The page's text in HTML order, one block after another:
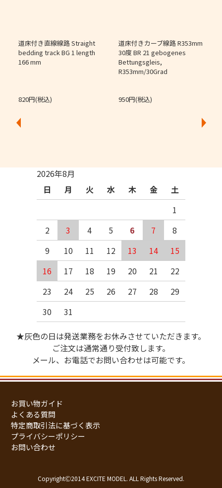
道床付き直線線路 Straight
bedding track BG 1 length
166 mm
820円(税込)
道床付きカーブ線路 R353mm
30度 BR 21 gebogenes
Bettungsgleis,
R353mm/30Grad
950円(税込)
2026年8月
日
月 火 水 木 金
土
1
2
3 4 5 6 7
8
9
10 11 12 13 14
15
16
17 18 19 20 21
22
23
24 25 26 27 28
29
30
31
★灰色の日は発送業務をお休みさせていただきます。
ご注文は通常通り受付致します。
メール、お電話でお問い合わせは可能です。
お買い物ガイド
よくある質問
特定商取引法に基づく表示
プライバシーポリシー
お問い合わせ
CopyrightⒸ2014 EXCITE MODEL. ALL Rights Reserved.